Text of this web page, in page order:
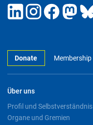
Donate Membership
Über uns
Profil und Selbstverständnis
Organe und Gremien